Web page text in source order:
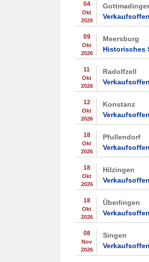
04
Okt
2026
09
Okt
2026
Meersburg
Historisches
11
Okt
2026
Radolfzell
12
Okt
2026
Konstanz
18
Okt
2026
Pfullendorf
18
Okt
2026
Hilzingen
18
Okt
2026
Überlingen
08
Nov
2026
Singen